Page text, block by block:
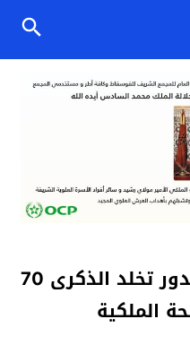
الحامية العسكرية ببوجدور تخلد الذكرى 70
الملكية